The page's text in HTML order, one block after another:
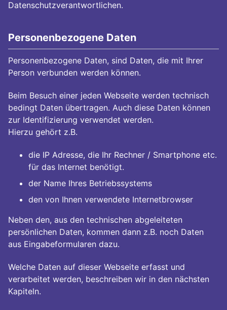
Datenschutzverantwortlichen.
Personenbezogene Daten
Personenbezogene Daten, sind Daten, die mit Ihrer
Person verbunden werden können.
Beim Besuch einer jeden Webseite werden technisch
bedingt Daten übertragen. Auch diese Daten können
zur Identifizierung verwendet werden.
Hierzu gehört z.B.
die IP Adresse, die Ihr Rechner / Smartphone etc.
für das Internet benötigt.
der Name Ihres Betriebssystems
den von Ihnen verwendete Internetbrowser
Neben den, aus den technischen abgeleiteten
persönlichen Daten, kommen dann z.B. noch Daten
aus Eingabeformularen dazu.
Welche Daten auf dieser Webseite erfasst und
verarbeitet werden, beschreiben wir in den nächsten
Kapiteln.